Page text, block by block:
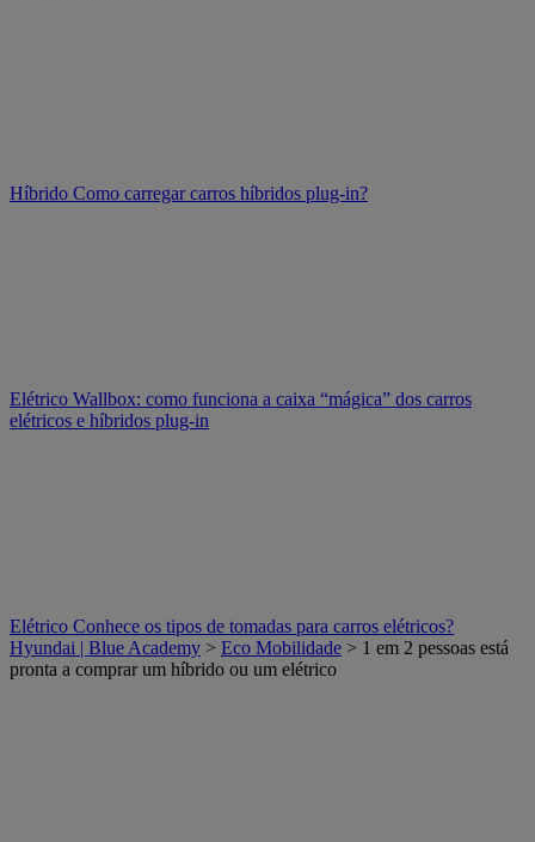
Híbrido Como carregar carros híbridos plug-in?
Elétrico Wallbox: como funciona a caixa “mágica” dos carros
elétricos e híbridos plug-in
Elétrico Conhece os tipos de tomadas para carros elétricos?
Hyundai | Blue Academy > Eco Mobilidade > 1 em 2 pessoas está
pronta a comprar um híbrido ou um elétrico